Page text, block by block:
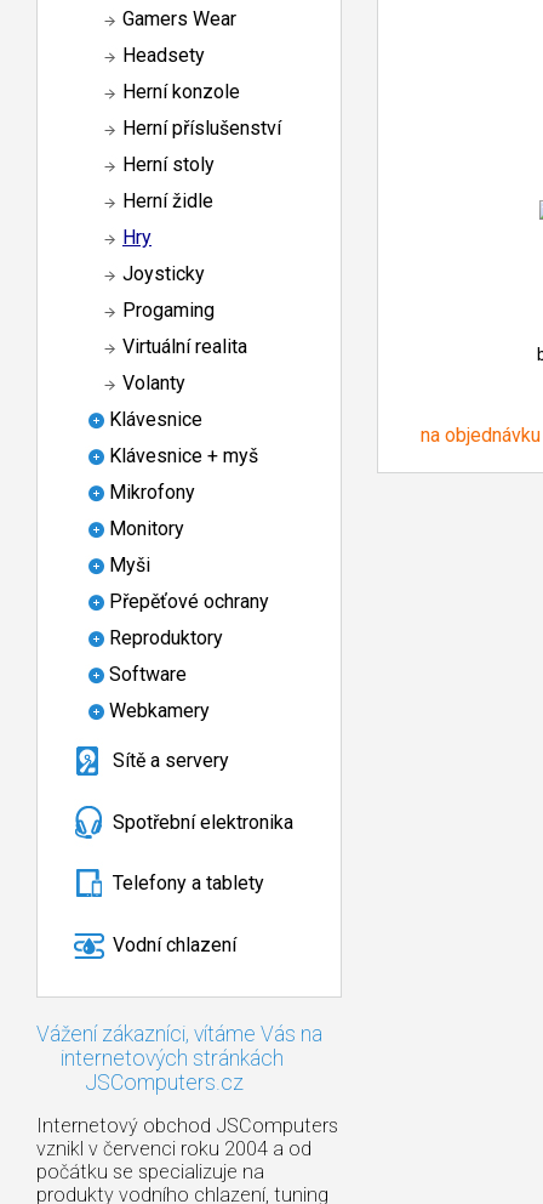
Gamers Wear
Headsety
Herní konzole
Herní příslušenství
Herní stoly
Herní židle
Hry
Joysticky
Progaming
Virtuální realita
Volanty
Klávesnice
Klávesnice + myš
Mikrofony
Monitory
Myši
Přepěťové ochrany
Reproduktory
Software
Webkamery
Sítě a servery
Spotřební elektronika
Telefony a tablety
Vodní chlazení
Vážení zákazníci, vítáme Vás na
internetových stránkách
JSComputers.cz
Internetový obchod JSComputers
vznikl v červenci roku 2004 a od
počátku se specializuje na
produkty vodního chlazení, tuning
na objednávku